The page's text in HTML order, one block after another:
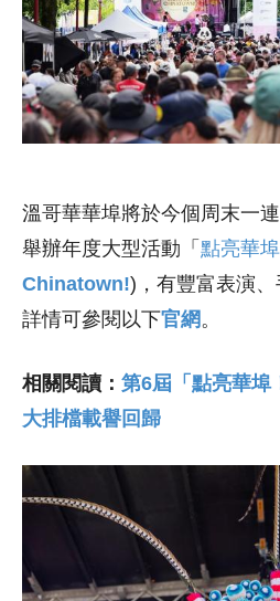
溫哥華華埠將於今個周末一
舉辦年度大型活動「 點亮華埠
Chinatown!)，有豐富表演、
詳情可參閱以下官網 。
相關閱讀： 第6屆「點亮華埠
大排檔載譽回歸